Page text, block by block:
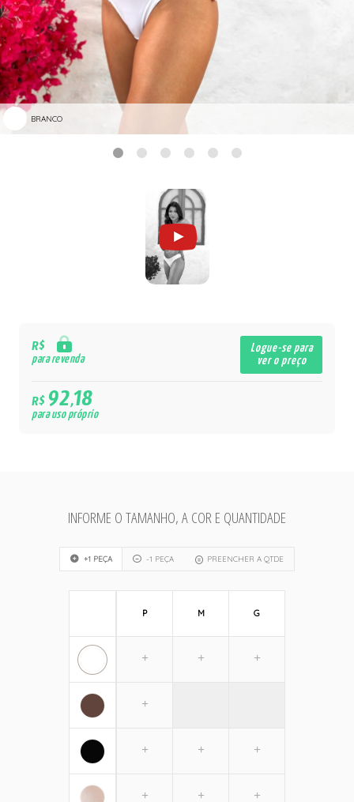
BRANCO
R$
para revenda
Logue-se para
ver o preço
R$92,18
para uso próprio
INFORME O TAMANHO, A COR E QUANTIDADE
+1 PEÇA -1 PEÇA PREENCHER A QTDE
P M G